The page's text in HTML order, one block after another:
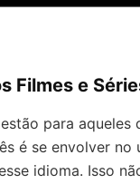
Filmes e
para aqueles
é se envolver no
idioma. Isso